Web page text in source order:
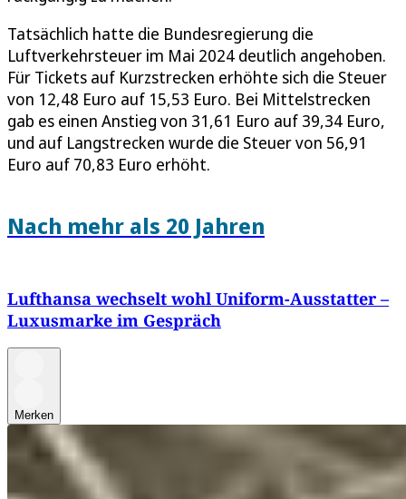
Tatsächlich hatte die Bundesregierung die
Luftverkehrsteuer im Mai 2024 deutlich angehoben.
Für Tickets auf Kurzstrecken erhöhte sich die Steuer
von 12,48 Euro auf 15,53 Euro. Bei Mittelstrecken
gab es einen Anstieg von 31,61 Euro auf 39,34 Euro,
und auf Langstrecken wurde die Steuer von 56,91
Euro auf 70,83 Euro erhöht.
Nach mehr als 20 Jahren
Lufthansa wechselt wohl Uniform-Ausstatter –
Luxusmarke im Gespräch
Merken